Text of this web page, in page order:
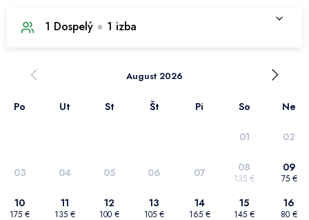
1 Dospelý ● 1 izba
Počet dospelých
August 2026
Po Ut St Št Pi So Ne
01 02
03 04 05 06 07 08
135 €
09
75 €
10
175 €
11
135 €
12
100 €
13
105 €
14
165 €
15
145 €
16
80 €